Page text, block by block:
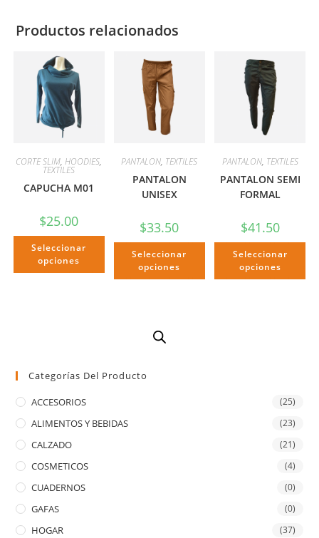
Productos relacionados
CORTE SLIM,HOODIES,
TEXTILES
CAPUCHA M01
$25.00
Seleccionar
opciones
PANTALON, TEXTILES
PANTALON
UNISEX
$33.50
Seleccionar
opciones
PANTALON, TEXTILES
PANTALON SEMI
FORMAL
$41.50
Seleccionar
opciones
Categorías Del Producto
ACCESORIOS (25)
ALIMENTOS Y BEBIDAS (23)
CALZADO (21)
COSMETICOS (4)
CUADERNOS (0)
GAFAS (0)
HOGAR (37)